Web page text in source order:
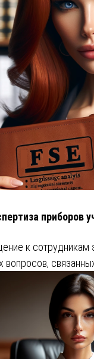
приборов
к сотрудникам
вопросов,